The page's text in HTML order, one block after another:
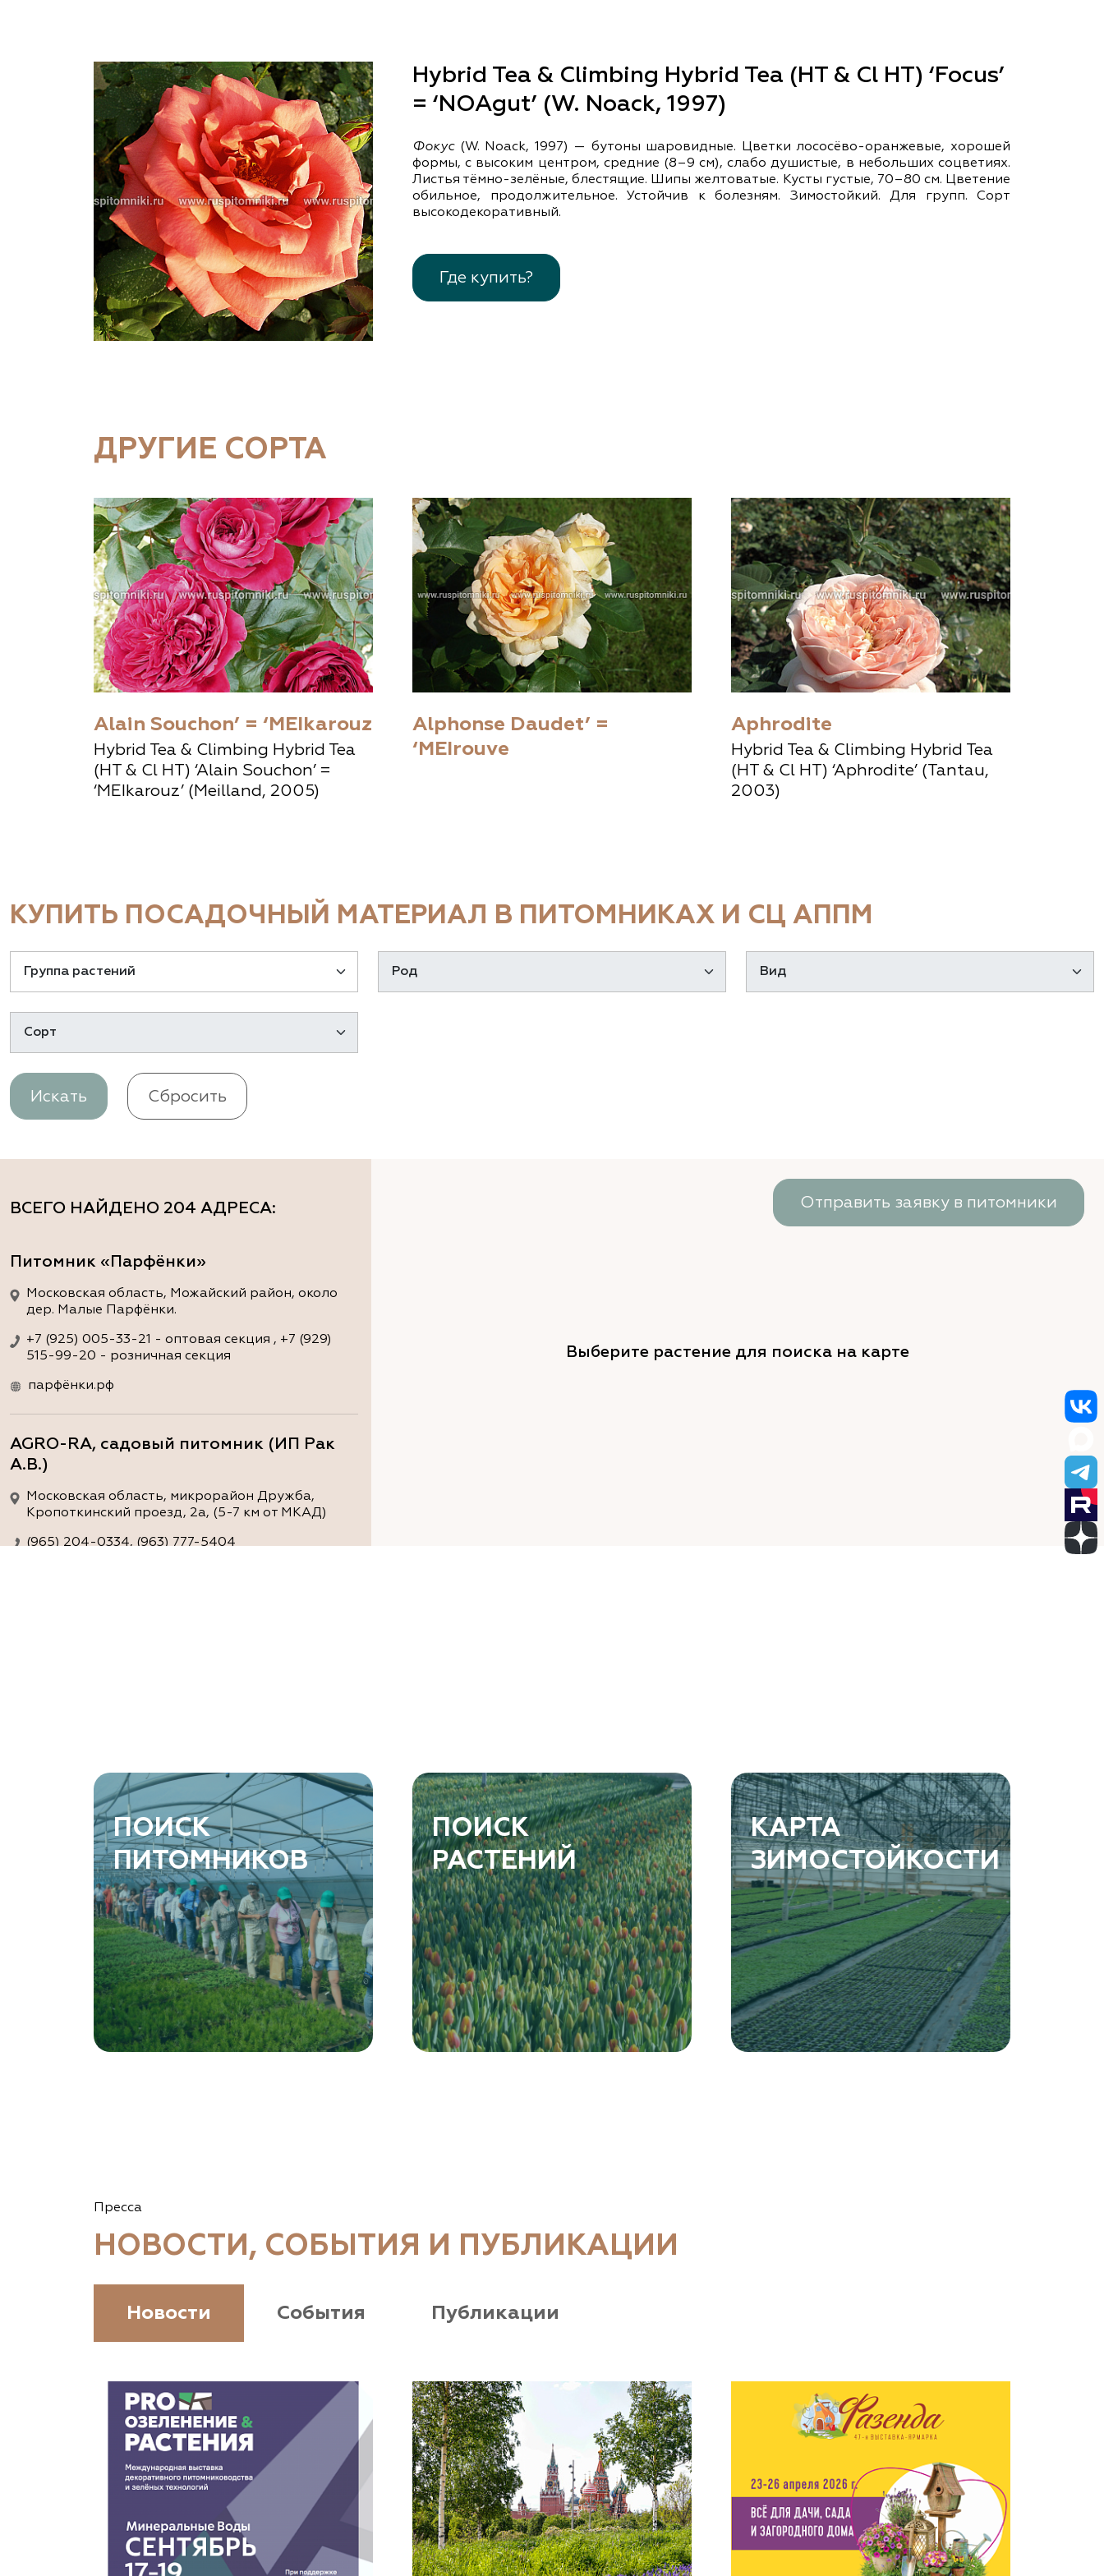
Региональные
представительстваHybrid Tea & Climbing Hybrid Tea (HT & Cl HT) ‘Focus’
= ‘NOAgut’ (W. Noack, 1997)
Фокус(W. Noack, 1997) — бутоны шаровидные. Цветки лососёво-оранжевые, хорошей
формы, с высоким центром, средние (8–9 см), слабо душистые, в небольших соцветиях.
Листья тёмно-зелёные, блестящие. Шипы желтоватые. Кусты густые, 70–80 см. Цветение
обильное, продолжительное. Устойчив к болезням. Зимостойкий. Для групп. Сорт
высокодекоративный.
Где купить?
ДРУГИЕ СОРТА
Alain Souchon’ = ‘MEIkarouz
Hybrid Tea & Climbing Hybrid Tea
(HT & Cl HT) ‘Alain Souchon’ =
‘MEIkarouz’ (Meilland, 2005)
Alphonse Daudet’ =
‘MEIrouve
Aphrodite
Hybrid Tea & Climbing Hybrid Tea
(HT & Cl HT) ‘Aphrodite’ (Tantau,
2003)
КУПИТЬ ПОСАДОЧНЫЙ МАТЕРИАЛ В ПИТОМНИКАХ И СЦ АППМ
Искать Сбросить
ВСЕГО НАЙДЕНО 204 АДРЕСА:
Питомник «Парфёнки»
Московская область, Можайский район, около
дер. Малые Парфёнки.
+7 (925) 005-33-21 - оптовая секция , +7 (929)
515-99-20 - розничная секция
парфёнки.рф
AGRO-RA, садовый питомник (ИП Рак
А.В.)
Московская область, микрорайон Дружба,
Кропоткинский проезд, 2а, (5-7 км от МКАД)
(965) 204-0334, (963) 777-5404
ArtGreen (питомник декоративных
растений, АртГрин)
Ростовская область, Ростов-на-Дону,
Левобережная ул, дом № 37
8 966 206 7222
www.art-green.ru
Garden Group, ООО «Девелопмент Груп»
Томская область, Томский р-н, посёлок
Ветеран-4, СНТ Снабженец
Гомельская область, Гомельский р-н, с/с
Прибытковский, д. Климовка, ул. Совхозная 2-я,
Ташкентская область, Зангиатинский р-н, ул.
Канимаева, д. 9
«ЁЛЫ-ПАЛЫ», питомник декоративных
Самарская область, с. Подстепки, ул.
Фермерская 14 А
Отправить заявку в питомники
Выберите растение для поиска на карте
ПОИСК
ПИТОМНИКОВ
ПОИСК
РАСТЕНИЙ
КАРТА
ЗИМОСТОЙКОСТИ
Пресса
НОВОСТИ, СОБЫТИЯ И ПУБЛИКАЦИИ
Новости События Публикации